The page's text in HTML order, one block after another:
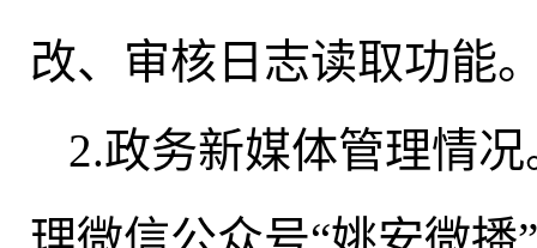
改、审核日志读取功能
2.政务新媒体管理情况